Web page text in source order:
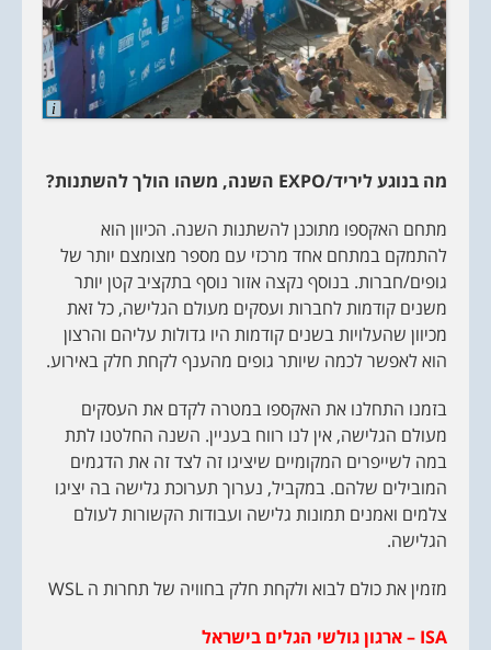
L
o
e מה בנוגע ליריד/EXPO השנה, משהו הולך להשתנות?
מתחם האקספו מתוכנן להשתנות השנה. הכיוון הוא
להתמקם במתחם אחד מרכזי עם מספר מצומצם יותר של
גופים/חברות. בנוסף נקצה אזור נוסף בתקציב קטן יותר
משנים קודמות לחברות ועסקים מעולם הגלישה, כל זאת
מכיוון שהעלויות בשנים קודמות היו גדולות עליהם והרצון
הוא לאפשר לכמה שיותר גופים מהענף לקחת חלק באירוע.
בזמנו התחלנו את האקספו במטרה לקדם את העסקים
מעולם הגלישה, אין לנו רווח בעניין. השנה החלטנו לתת
במה לשייפרים המקומיים שיציגו זה לצד זה את הדגמים
המובילים שלהם. במקביל, נערוך תערוכת גלישה בה יציגו
צלמים ואמנים תמונות גלישה ועבודות הקשורות לעולם
הגלישה.
מזמין את כולם לבוא ולקחת חלק בחוויה של תחרות ה WSL
ISA – ארגון גולשי הגלים בישראל